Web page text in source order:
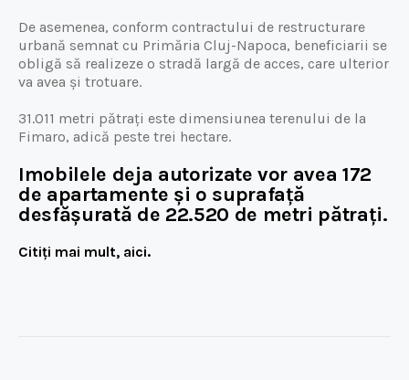
De asemenea, conform contractului de restructurare
urbană semnat cu Primăria Cluj-Napoca, beneficiarii se
obligă să realizeze o stradă largă de acces, care ulterior
va avea și trotuare.
31.011 metri pătrați este dimensiunea terenului de la
Fimaro, adică peste trei hectare.
Imobilele deja autorizate vor avea 172
de apartamente și o suprafață
desfășurată de 22.520 de metri pătrați.
Citiți mai mult, aici.